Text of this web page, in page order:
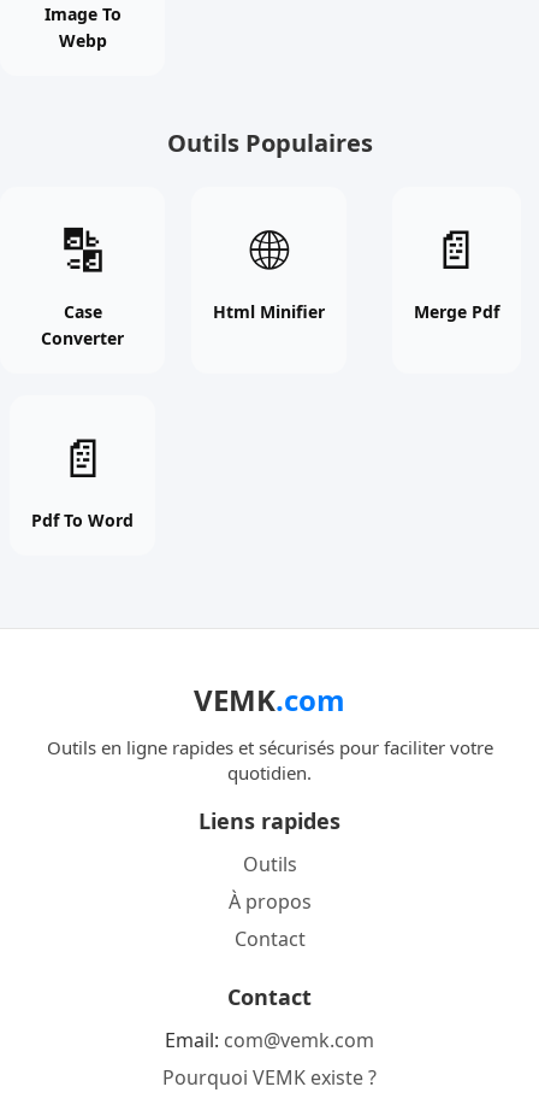
Image To
Webp
online
free
Outils Populaires
🔡
Case
Converter
Case
Converter
free
tool
🌐
Html Minifier
Minifier
free
📄
Merge Pdf
Pdf
free
📄
Pdf To Word
To
online
VEMK.com
Outils en ligne rapides et sécurisés pour faciliter votre
quotidien.
Liens rapides
Outils
À propos
Contact
Contact
Email: com@vemk.com
Pourquoi VEMK existe ?